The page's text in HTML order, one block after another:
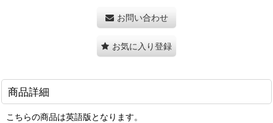
お問い合わせ
お気に入り登録
商品詳細
こちらの商品は英語版となります。